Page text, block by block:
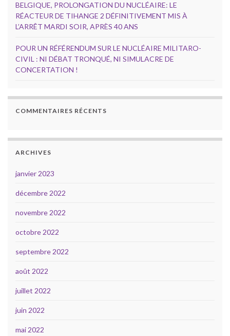
BELGIQUE, PROLONGATION DU NUCLÉAIRE: LE
RÉACTEUR DE TIHANGE 2 DÉFINITIVEMENT MIS À
L’ARRÊT MARDI SOIR, APRÈS 40 ANS
POUR UN RÉFÉRENDUM SUR LE NUCLÉAIRE MILITARO-
CIVIL : NI DÉBAT TRONQUÉ, NI SIMULACRE DE
CONCERTATION !
COMMENTAIRES RÉCENTS
ARCHIVES
janvier 2023
décembre 2022
novembre 2022
octobre 2022
septembre 2022
août 2022
juillet 2022
juin 2022
mai 2022